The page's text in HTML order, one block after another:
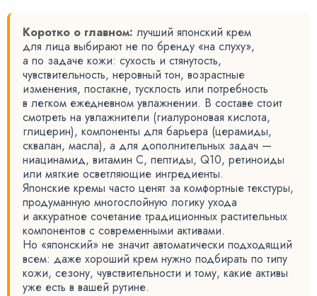
Коротко о главном: лучший японский крем
для лица выбирают не по бренду «на слуху»,
а по задаче кожи: сухость и стянутость,
чувствительность, неровный тон, возрастные
изменения, постакне, тусклость или потребность
в легком ежедневном увлажнении. В составе стоит
смотреть на увлажнители (гиалуроновая кислота,
глицерин), компоненты для барьера (церамиды,
сквалан, масла), а для дополнительных задач —
ниацинамид, витамин C, пептиды, Q10, ретиноиды
или мягкие осветляющие ингредиенты.
Японские кремы часто ценят за комфортные текстуры,
продуманную многослойную логику ухода
и аккуратное сочетание традиционных растительных
компонентов с современными активами.
Но «японский» не значит автоматически подходящий
всем: даже хороший крем нужно подбирать по типу
кожи, сезону, чувствительности и тому, какие активы
уже есть в вашей рутине.